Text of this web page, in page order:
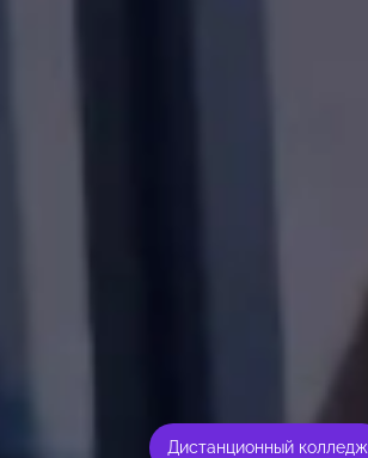
Дистанционный колледж